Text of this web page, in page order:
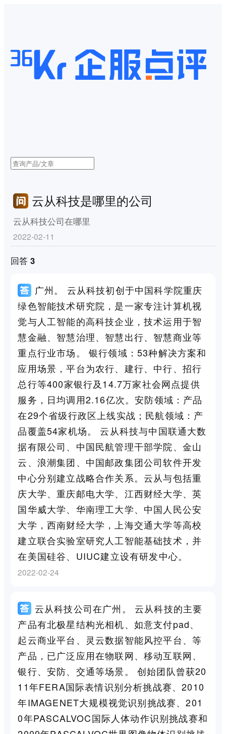
云从科技是哪里的公司
云从科技公司在哪里
2022-02-11
回答 3
广州。 云从科技初创于中国科学院重庆
绿色智能技术研究院，是一家专注计算机视
觉与人工智能的高科技企业，技术运用于智
慧金融、智慧治理、智慧出行、智慧商业等
重点行业市场。 银行领域：53种解决方案和
应用场景，平台为农行、建行、中行、招行
总行等400家银行及14.7万家社会网点提供
服务，日均调用2.16亿次。安防领域：产品
在29个省级行政区上线实战；民航领域：产
品覆盖54家机场。 云从科技与中国联通大数
据有限公司、中国民航管理干部学院、金山
云、浪潮集团、中国邮政集团公司软件开发
中心分别建立战略合作关系。云从与包括重
庆大学、重庆邮电大学、江西财经大学、英
国华威大学、华南理工大学、中国人民公安
大学，西南财经大学，上海交通大学等高校
建立联合实验室研究人工智能基础技术，并
在美国硅谷、UIUC建立设有研发中心。
2022-02-24
云从科技公司在广州。 云从科技的主要
产品有北极星结构光相机、如意支付pad、
起云商业平台、灵云数据智能风控平台、等
产品，已广泛应用在物联网、移动互联网、
银行、安防、交通等场景。 创始团队曾获20
11年FERA国际表情识别分析挑战赛、2010
年IMAGENET大规模视觉识别挑战赛、201
0年PASCALVOC国际人体动作识别挑战赛和